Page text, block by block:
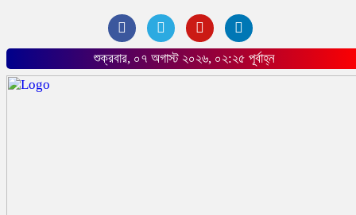
শুক্রবার, ০৭ অগাস্ট ২০২৬, ০২:২৫ পূর্বাহ্ন